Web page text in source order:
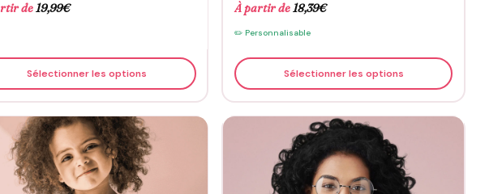
de19,99€
Sélectionner les options
À partir de18,39€
✏️ Personnalisable
Sélectionner les options